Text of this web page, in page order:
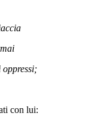
con lui: